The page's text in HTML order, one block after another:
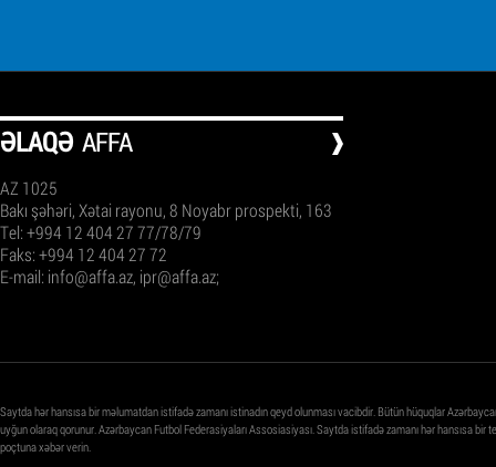
ƏLAQƏ AFFA
AZ 1025
Bakı şəhəri, Xətai rayonu, 8 Noyabr prospekti, 163
Tel: +994 12 404 27 77/78/79
Faks: +994 12 404 27 72
E-mail: info@affa.az, ipr@affa.az;
Saytda hər hansısa bir məlumatdan istifadə zamanı istinadın qeyd olunması vacibdir. Bütün hüquqlar
uyğun olaraq qorunur. Azərbaycan Futbol Federasiyaları Assosiasiyası. Saytda istifadə zamanı hər hansısa
poçtuna xəbər verin.